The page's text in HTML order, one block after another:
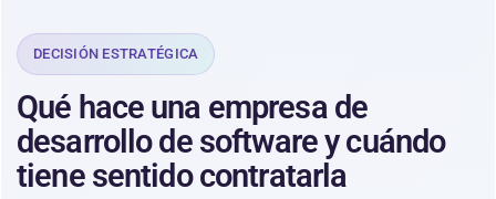
DECISIÓN ESTRATÉGICA
Qué hace una empresa de
desarrollo de software y cuándo
tiene sentido contratarla